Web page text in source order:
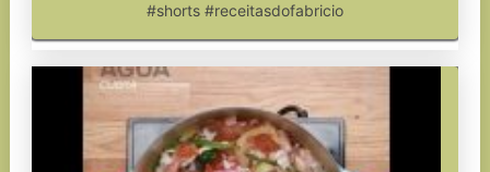
#shorts #receitasdofabricio